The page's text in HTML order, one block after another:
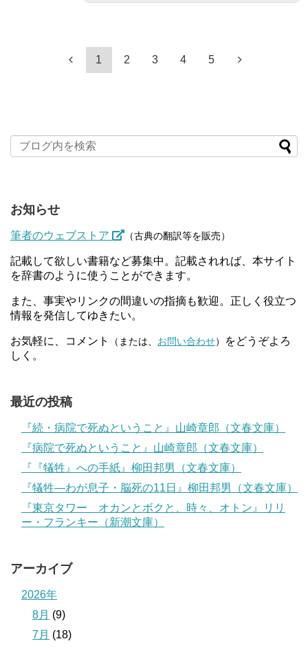
1 2 3 4 5
お知らせ
筆者のウェブストア （古典の翻訳等を販売）
記載して欲しい書籍など募集中。記載されれば、本サイト
を辞書のように使うことができます。
また、事実やリンクの間違いの指摘も歓迎。正しく役立つ
情報を発信してゆきたい。
お気軽に、コメント （または、 お問い合わせ）
をどうぞよろ
しく。
最近の投稿
『続・病院で死ぬということ』山崎章郎（文春文庫）
『病院で死ぬということ』山崎章郎（文春文庫）
『『犠牲』への手紙』柳田邦男（文春文庫）
『犠牲―わが息子・脳死の11日』柳田邦男（文春文庫）
『東京タワー オカンとボクと、時々、オトン』リリ
ー・フランキー（新潮文庫）
アーカイブ
2026年
8月 (9)
7月 (18)